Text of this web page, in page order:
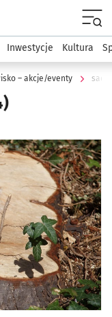
Inwestycje Kultura
– akcje/eventy